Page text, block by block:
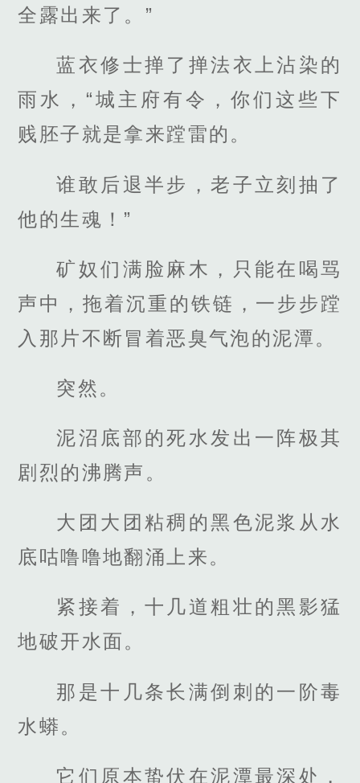
全露出来了。”
蓝衣修士掸了掸法衣上沾染的
雨水，“城主府有令，你们这些下
贱胚子就是拿来蹚雷的。
谁敢后退半步，老子立刻抽了
他的生魂！”
矿奴们满脸麻木，只能在喝骂
声中，拖着沉重的铁链，一步步蹚
入那片不断冒着恶臭气泡的泥潭。
突然。
泥沼底部的死水发出一阵极其
剧烈的沸腾声。
大团大团粘稠的黑色泥浆从水
底咕噜噜地翻涌上来。
紧接着，十几道粗壮的黑影猛
地破开水面。
那是十几条长满倒刺的一阶毒
水蟒。
它们原本蛰伏在泥潭最深处，